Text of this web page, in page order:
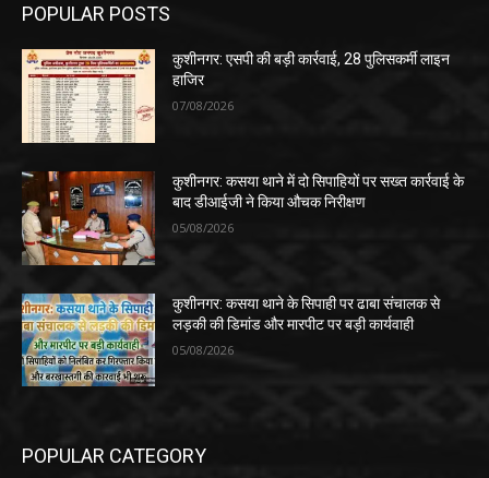
POPULAR POSTS
कुशीनगर: एसपी की बड़ी कार्रवाई, 28 पुलिसकर्मी लाइन
हाजिर
07/08/2026
कुशीनगर: कसया थाने में दो सिपाहियों पर सख्त कार्रवाई के
बाद डीआईजी ने किया औचक निरीक्षण
05/08/2026
कुशीनगर: कसया थाने के सिपाही पर ढाबा संचालक से
लड़की की डिमांड और मारपीट पर बड़ी कार्यवाही
05/08/2026
POPULAR CATEGORY